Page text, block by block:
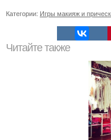
Категории: Игры макияж и
Читайте также